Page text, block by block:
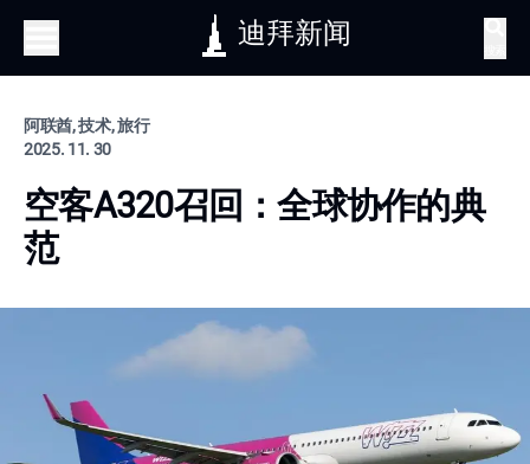
迪拜新闻
阿联酋, 技术, 旅行
2025. 11. 30
空客A320召回：全球协作的典
范